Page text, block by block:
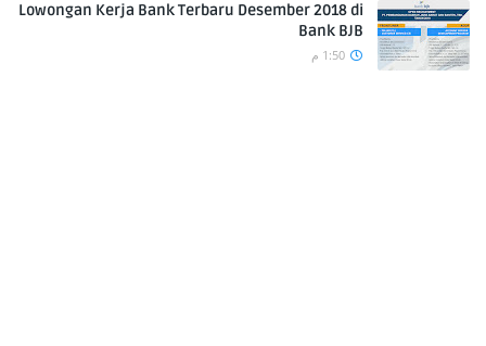
Lowongan Kerja Bank Terbaru Desember 2018 di
Bank BJB
1:50 م